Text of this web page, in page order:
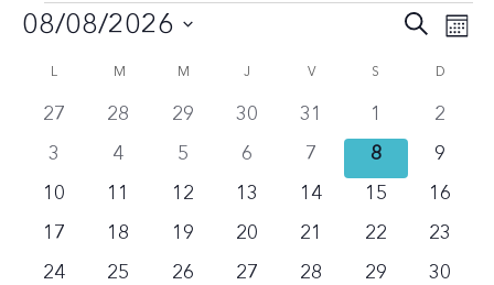
de
vues
Mois
08/08/2026
date.
Calendrier
de
Évènements
L M M J V S D
0
évènements
27
0
évènements
28
0
évènements
29
0
évènements
30
0
évènements
31
0
évènements
1
0
2
0
évènements
3
0
évènements
4
0
évènements
5
0
évènements
6
0
évènements
7
0
évènements
8
0
9
0
évènements
10
0
évènements
11
0
évènements
12
0
évènements
13
0
évènements
14
0
évènements
15
016
0
évènements
17
0
évènements
18
0
évènements
19
0
évènements
20
0
évènements
21
0
évènements
22
0
23
0
24
0
25
0
26
0
27
0
28
0
29
0
30